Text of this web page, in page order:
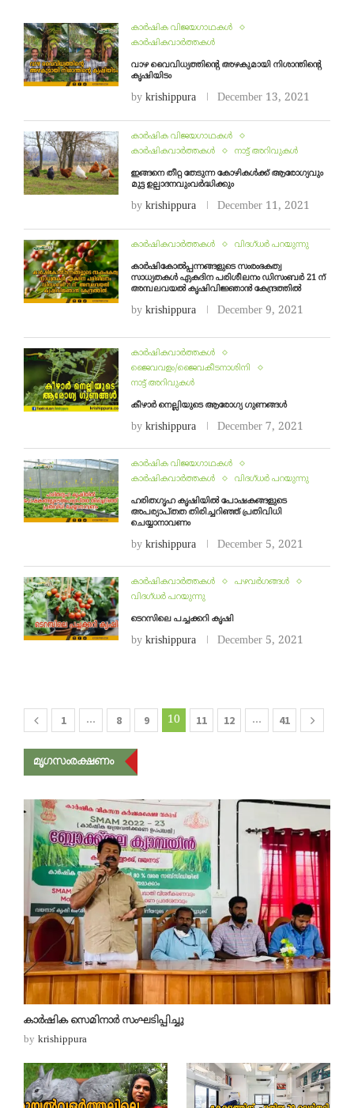
കാർഷിക വിജയഗാഥകൾ
കാർഷികവാർത്തകൾ
വാഴ വൈവിധ്യത്തിന്റെ അഴകുമായി നിശാന്തിന്റെ
കൃഷിയിടം
by krishippura December 13, 2021
കാർഷിക വിജയഗാഥകൾ
കാർഷികവാർത്തകൾ
നാട്ട് അറിവുകൾ
ഇങ്ങനെ തീറ്റ തേടുന്ന കോഴികൾക്ക് ആരോഗ്യവും
മുട്ട ഉല്പാദനവുംവർദ്ധിക്കും
by krishippura December 11, 2021
കാർഷികവാർത്തകൾ
വിദഗ്ധര്‍ പറയുന്നു
കാർഷികോൽപ്പന്നങ്ങളുടെ സംരംഭകത്വ
സാധ്യതകൾ ഏകദിന പരിശീലനം ഡിസംബർ 21 ന്
അമ്പലവയൽ കൃഷിവിജ്ഞാൻ കേന്ദ്രത്തിൽ
by krishippura December 9, 2021
കാർഷികവാർത്തകൾ
ജൈവവളം/ജൈവകീടനാശിനി
നാട്ട് അറിവുകൾ
കീഴാർ നെല്ലിയുടെ ആരോഗ്യ ഗുണങ്ങൾ
by krishippura December 7, 2021
കാർഷിക വിജയഗാഥകൾ
കാർഷികവാർത്തകൾ
വിദഗ്ധര്‍ പറയുന്നു
ഹരിതഗൃഹ കൃഷിയിൽ പോഷകങ്ങളുടെ
അപര്യാപ്തത തിരിച്ചറിഞ്ഞ് പ്രതിവിധി
ചെയ്യാനാവണം
by krishippura December 5, 2021
കാർഷികവാർത്തകൾ
പഴവർഗങ്ങൾ
വിദഗ്ധര്‍ പറയുന്നു
ടെറസിലെ പച്ചക്കറി കൃഷി
by krishippura December 5, 2021
1 … 8 9 10 11 12 … 41
മൃഗസംരക്ഷണം
കാര്‍ഷിക സെമിനാര്‍ സംഘടിപ്പിച്ചു
by krishippura